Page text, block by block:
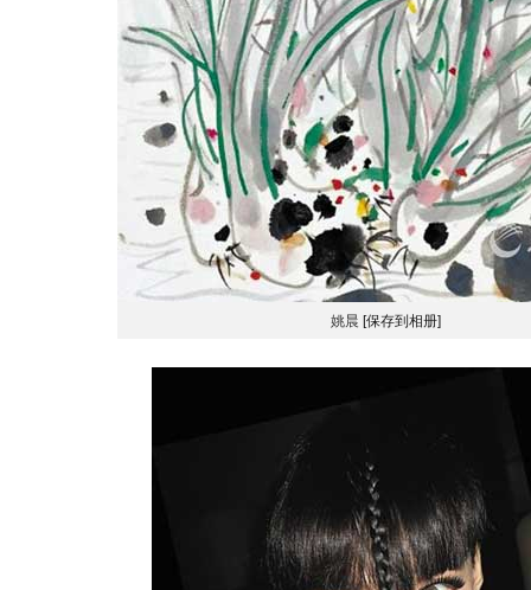
姚晨 [保存到相册]